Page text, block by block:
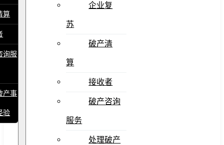
算
询服
产事
验
企业复
苏
破产清
算
接收者
破产咨询
服务
处理破产